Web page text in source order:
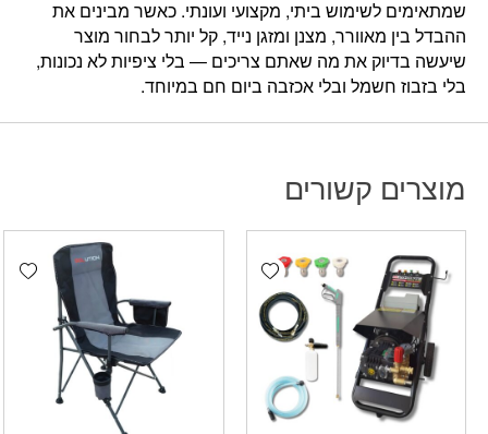
שמתאימים לשימוש ביתי, מקצועי ועונתי. כאשר מבינים את
ההבדל בין מאוורר, מצנן ומזגן נייד, קל יותר לבחור מוצר
שיעשה בדיוק את מה שאתם צריכים — בלי ציפיות לא נכונות,
בלי בזבוז חשמל ובלי אכזבה ביום חם במיוחד.
מוצרים קשורים
Add wishlist